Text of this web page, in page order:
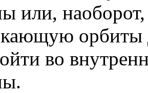
или,
орбиты
во